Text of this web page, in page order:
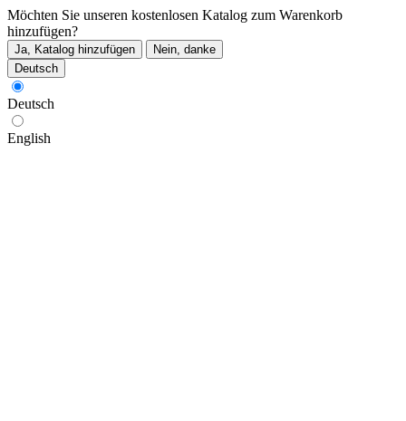
Möchten Sie unseren kostenlosen Katalog zum Warenkorb
hinzufügen?
Ja, Katalog hinzufügen
Nein, danke
Deutsch
Deutsch
English